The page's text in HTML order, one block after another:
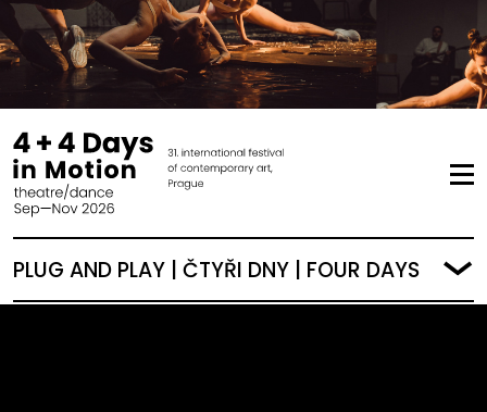
PLUG AND PLAY | ČTYŘI DNY | FOUR DAYS